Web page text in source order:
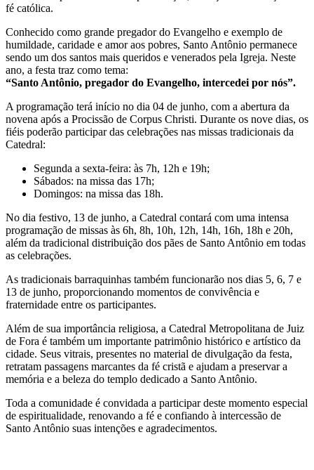
fé católica.
Conhecido como grande pregador do Evangelho e exemplo de
humildade, caridade e amor aos pobres, Santo Antônio permanece
sendo um dos santos mais queridos e venerados pela Igreja. Neste
ano, a festa traz como tema:
“Santo Antônio, pregador do Evangelho, intercedei por nós”.
A programação terá início no dia 04 de junho, com a abertura da
novena após a Procissão de Corpus Christi. Durante os nove dias, os
fiéis poderão participar das celebrações nas missas tradicionais da
Catedral:
Segunda a sexta-feira: às 7h, 12h e 19h;
Sábados: na missa das 17h;
Domingos: na missa das 18h.
No dia festivo, 13 de junho, a Catedral contará com uma intensa
programação de missas às 6h, 8h, 10h, 12h, 14h, 16h, 18h e 20h,
além da tradicional distribuição dos pães de Santo Antônio em todas
as celebrações.
As tradicionais barraquinhas também funcionarão nos dias 5, 6, 7 e
13 de junho, proporcionando momentos de convivência e
fraternidade entre os participantes.
Além de sua importância religiosa, a Catedral Metropolitana de Juiz
de Fora é também um importante patrimônio histórico e artístico da
cidade. Seus vitrais, presentes no material de divulgação da festa,
retratam passagens marcantes da fé cristã e ajudam a preservar a
memória e a beleza do templo dedicado a Santo Antônio.
Toda a comunidade é convidada a participar deste momento especial
de espiritualidade, renovando a fé e confiando à intercessão de
Santo Antônio suas intenções e agradecimentos.